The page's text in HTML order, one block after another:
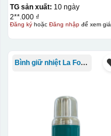
TG sản xuất: 10 ngày
2**.000 ₫
Đăng kýhoặc Đăng nhậpđể xem giá
Bình giữ nhiệt La Fonte